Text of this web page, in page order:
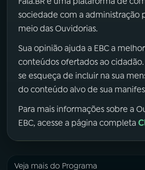
sociedade com a administração
meio das Ouvidorias.
Sua opinião ajuda a EBC a
conteúdos ofertados ao cidadão.
se esqueça de incluir na sua
do conteúdo alvo de sua
Para mais informações sobre a
EBC, acesse a página completa
Veja mais do Programa